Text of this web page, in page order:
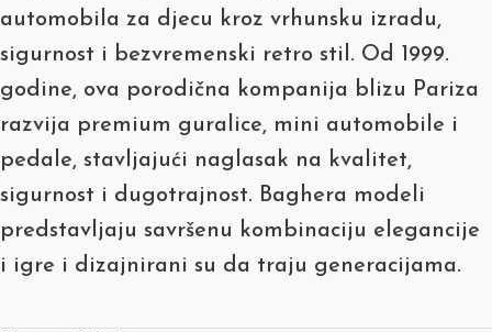
automobila za djecu kroz vrhunsku izradu,
sigurnost i bezvremenski retro stil. Od 1999.
godine, ova porodična kompanija blizu Pariza
razvija premium guralice, mini automobile i
pedale, stavljajući naglasak na kvalitet,
sigurnost i dugotrajnost. Baghera modeli
predstavljaju savršenu kombinaciju elegancije
i igre i dizajnirani su da traju generacijama.